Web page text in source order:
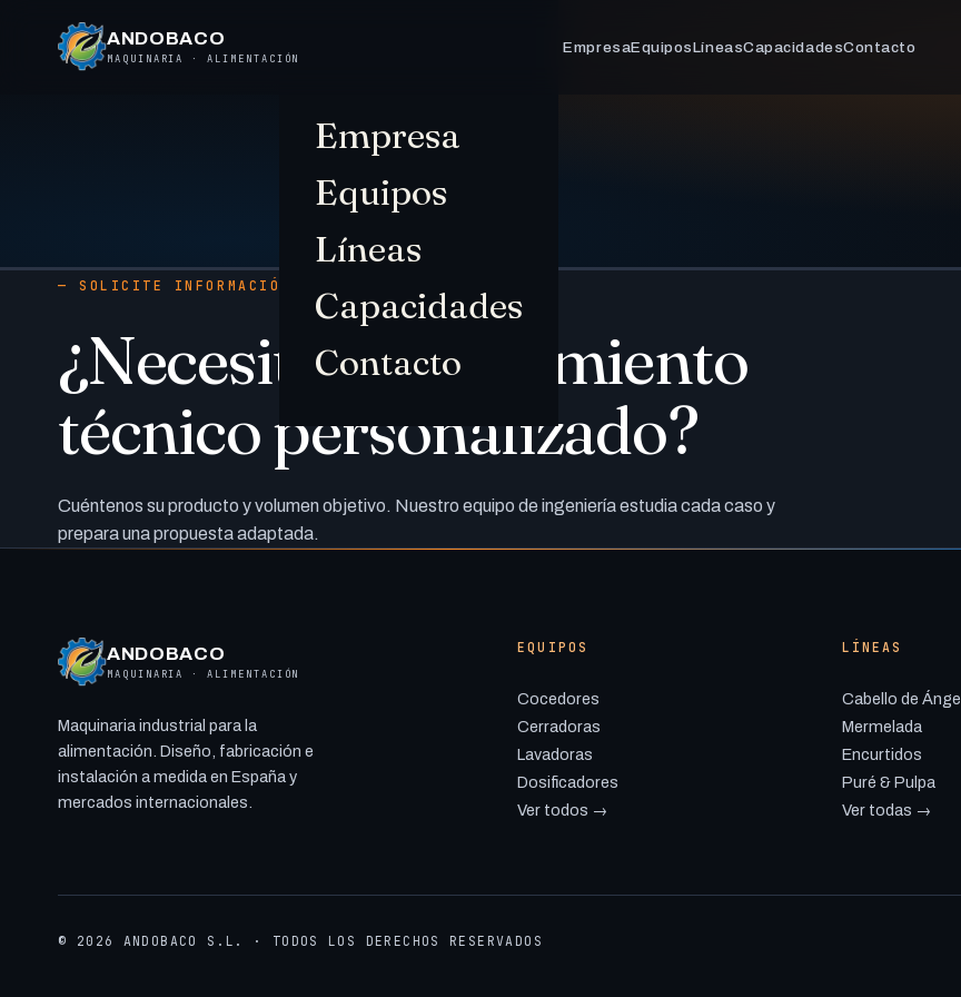
ANDOBACO
MAQUINARIA · ALIMENTACIÓN
EmpresaEquiposLíneasCapacidadesContacto
Empresa
Equipos
Líneas
Capacidades
Contacto
— SOLICITE INFORMACIÓN
¿Necesita asesoramiento
técnico personalizado?
Cuéntenos su producto y volumen objetivo. Nuestro equipo de ingeniería estudia cada caso y
prepara una propuesta adaptada.
ANDOBACO
MAQUINARIA · ALIMENTACIÓN
Maquinaria industrial para la
alimentación. Diseño, fabricación e
instalación a medida en España y
mercados internacionales.
EQUIPOS
Cocedores
Cerradoras
Lavadoras
Dosificadores
Ver todos →
LÍNEAS
Cabello de Ángel
Mermelada
Encurtidos
Puré & Pulpa
Ver todas →
© 2026 ANDOBACO S.L. · TODOS LOS DERECHOS RESERVADOS